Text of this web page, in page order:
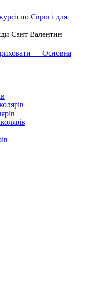
по Європі для
Сант Валентин
— Основна